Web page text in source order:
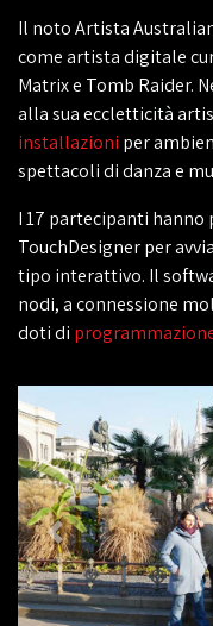
Il noto Artista
come artista digitale
Matrix e Tomb Raider.
alla sua eccletticità
installazioni per
spettacoli di danza e
I 17 partecipanti
TouchDesigner per
tipo interattivo. Il
nodi, a connessione
doti di